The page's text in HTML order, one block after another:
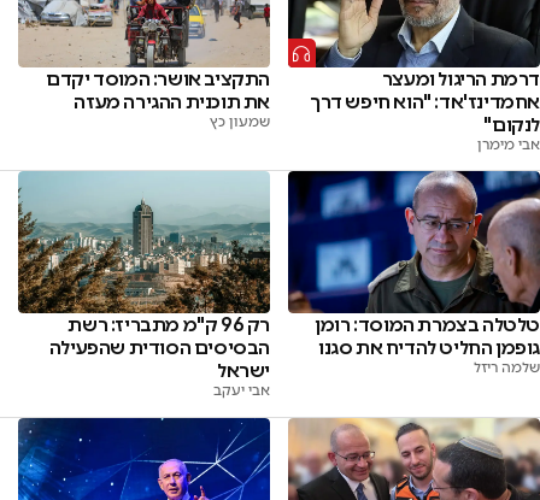
דרמת הריגול ומעצר
אחמדינז'אד: "הוא חיפש דרך
לנקום"
אבי מימרן
התקציב אושר: המוסד יקדם
את תוכנית ההגירה מעזה
שמעון כץ
טלטלה בצמרת המוסד: רומן
גופמן החליט להדיח את סגנו
שלמה ריזל
רק 96 ק"מ מתבריז: רשת
הבסיסים הסודית שהפעילה
ישראל
אבי יעקב